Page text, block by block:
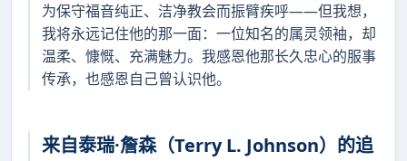
为保守福音纯正、洁净教会而振臂疾呼——但我想，
我将永远记住他的那一面：一位知名的属灵领袖，却
温柔、慷慨、充满魅力。我感恩他那长久忠心的服事
传承，也感恩自己曾认识他。
来自泰瑞·詹森（Terry L. Johnson）的追